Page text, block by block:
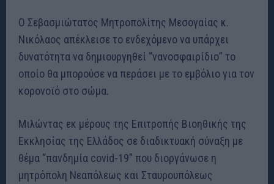
Ο Σεβασμιώτατος Μητροπολίτης Μεσογαίας κ.
Νικόλαος απέκλεισε το ενδεχόμενο να υπάρχει
δυνατότητα να δημιουργηθεί “νανοσφαιρίδιο” το
οποίο θα μπορούσε να περάσει με το εμβόλιο για τον
κορονοϊό στο σώμα.
Μιλώντας εκ μέρους της Επιτροπής Βιοηθικής της
Εκκλησίας της Ελλάδος σε διαδικτυακή σύναξη με
θέμα “πανδημία covid-19” που διοργάνωσε η
μητρόπολη Νεαπόλεως και Σταυρουπόλεως